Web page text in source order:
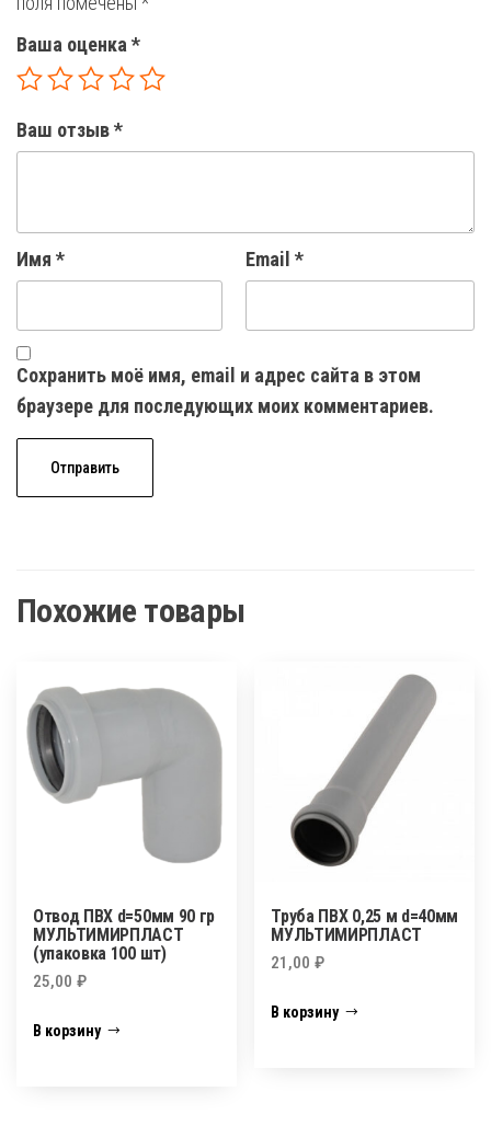
Ваша оценка *
Ваш отзыв*
Имя * Email *
Сохранить моё имя, email и адрес сайта в этом
браузере для последующих моих комментариев.
Похожие товары
Отвод ПВХ d=50мм 90 гр
МУЛЬТИМИРПЛАСТ
(упаковка 100 шт)
25,00 ₽
В корзину
Труба ПВХ 0,25 м d=40мм
МУЛЬТИМИРПЛАСТ
21,00₽
В корзину